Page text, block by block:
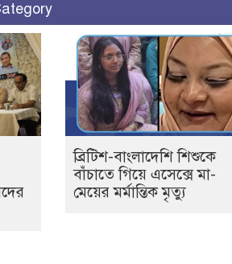
ব্রিটিশ-বাংলাদেশি শিশুকে
বাঁচাতে গিয়ে এসেক্সে মা-
মেয়ের মর্মান্তিক মৃত্যু